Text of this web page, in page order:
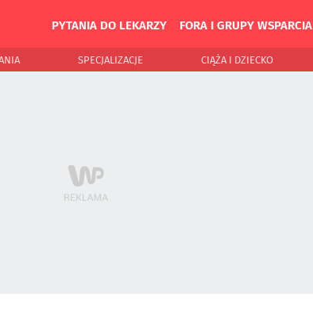
PYTANIA DO LEKARZY FORA I GRUPY WSPARCIA
SPECJALIZACJE CIĄŻA I DZIECKO